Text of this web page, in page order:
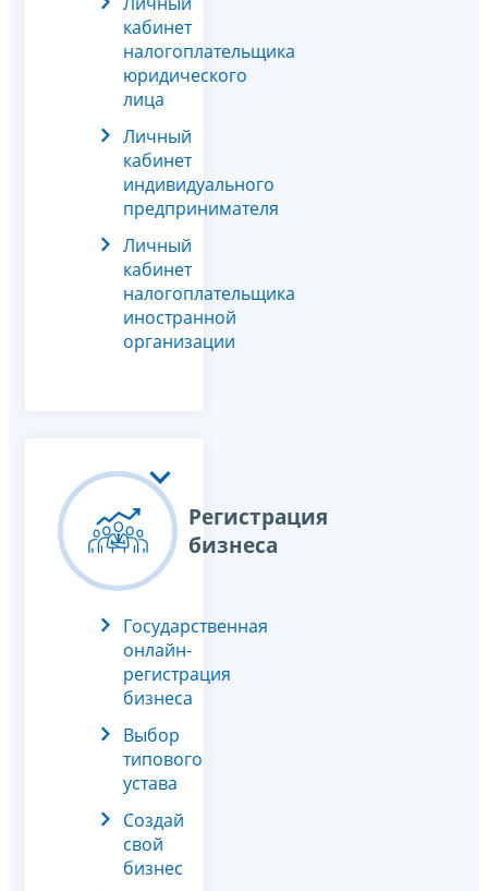
кабинет
налогоплательщика
юридического
лица
Личный
кабинет
индивидуального
предпринимателя
Личный
кабинет
налогоплательщика
иностранной
организации
Регистрация
бизнеса
Государственная
онлайн-
регистрация
бизнеса
Выбор
типового
устава
Создай
свой
бизнес